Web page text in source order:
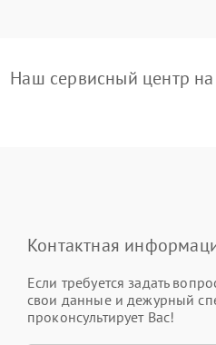
Наш сервисный центр
Контактная
Если требуется задать
свои данные и дежурный
проконсультирует Вас!